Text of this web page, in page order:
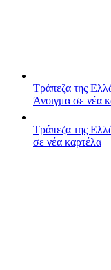
Τράπεζα της
Άνοιγμα σε νέα
Τράπεζα της
σε νέα καρτέλα